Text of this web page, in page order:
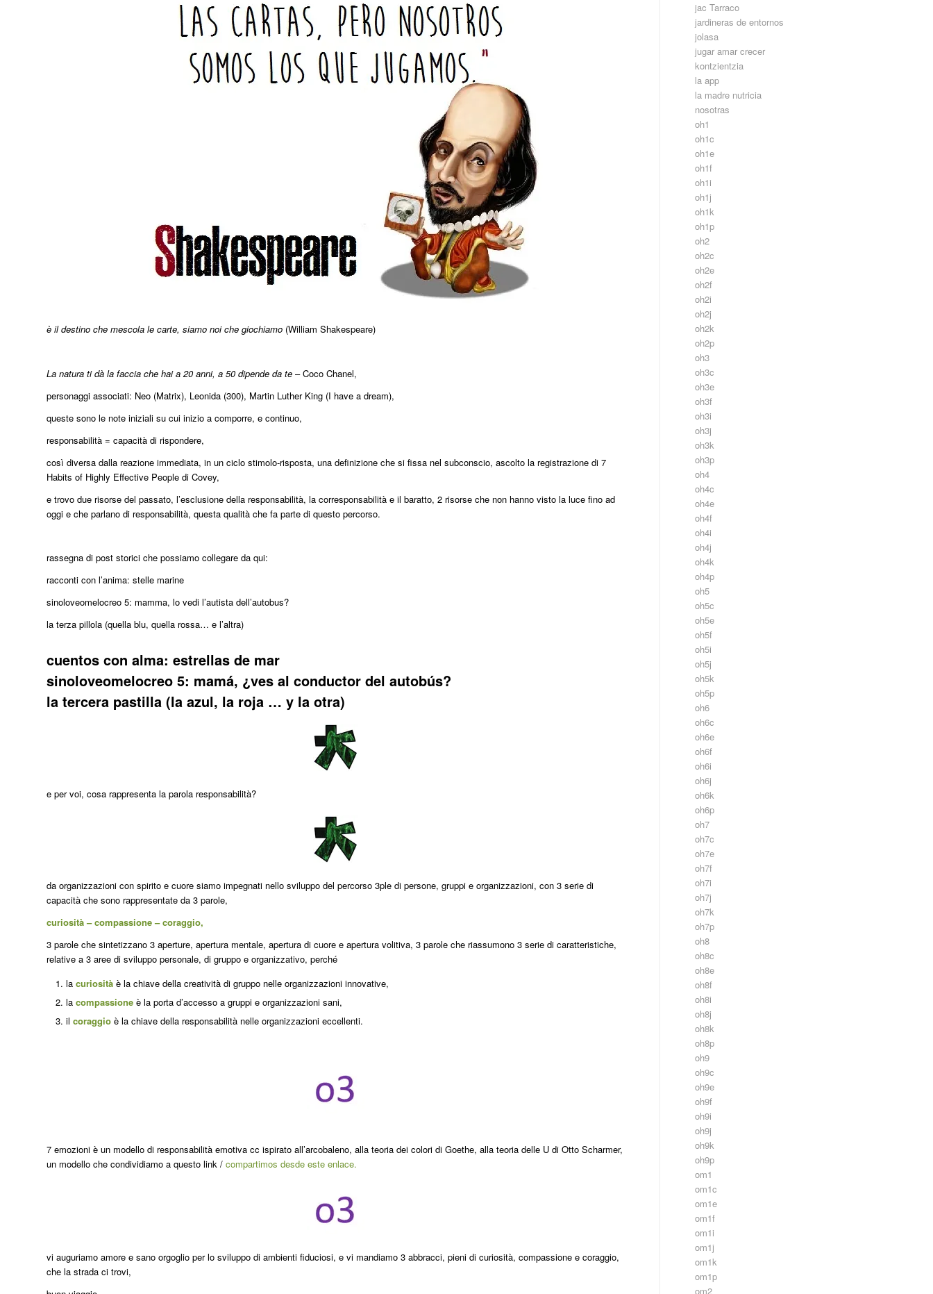
è il destino che mescola le carte, siamo noi che giochiamo (William Shakespeare)
La natura ti dà la faccia che hai a 20 anni, a 50 dipende da te – Coco Chanel,
personaggi associati: Neo (Matrix), Leonida (300), Martin Luther King (I have a dream),
queste sono le note iniziali su cui inizio a comporre, e continuo,
responsabilità = capacità di rispondere,
così diversa dalla reazione immediata, in un ciclo stimolo-risposta, una definizione che si fissa nel subconscio, ascolto la registrazione di 7
Habits of Highly Effective People di Covey,
e trovo due risorse del passato, l’esclusione della responsabilità, la corresponsabilità e il baratto, 2 risorse che non hanno visto la luce fino ad
oggi e che parlano di responsabilità, questa qualità che fa parte di questo percorso.
rassegna di post storici che possiamo collegare da qui:
racconti con l’anima: stelle marine
sinoloveomelocreo 5: mamma, lo vedi l’autista dell’autobus?
la terza pillola (quella blu, quella rossa… e l’altra)
cuentos con alma: estrellas de mar
sinoloveomelocreo 5: mamá, ¿ves al conductor del autobús?
la tercera pastilla (la azul, la roja … y la otra)
e per voi, cosa rappresenta la parola responsabilità?
da organizzazioni con spirito e cuore siamo impegnati nello sviluppo del percorso 3ple di persone, gruppi e organizzazioni, con 3 serie di
capacità che sono rappresentate da 3 parole,
curiosità – compassione – coraggio,
3 parole che sintetizzano 3 aperture, apertura mentale, apertura di cuore e apertura volitiva, 3 parole che riassumono 3 serie di caratteristiche,
relative a 3 aree di sviluppo personale, di gruppo e organizzativo, perché
la curiosità è la chiave della creatività di gruppo nelle organizzazioni innovative,
la compassione è la porta d’accesso a gruppi e organizzazioni sani,
il coraggio è la chiave della responsabilità nelle organizzazioni eccellenti.
7 emozioni è un modello di responsabilità emotiva cc ispirato all’arcobaleno, alla teoria dei colori di Goethe, alla teoria delle U di Otto Scharmer,
un modello che condividiamo a questo link / compartimos desde este enlace.
vi auguriamo amore e sano orgoglio per lo sviluppo di ambienti fiduciosi, e vi mandiamo 3 abbracci, pieni di curiosità, compassione e coraggio,
che la strada ci trovi,
jac Tarraco
jardineras de entornos
jolasa
jugar amar crecer
kontzientzia
la app
la madre nutricia
nosotras
oh1
oh1c
oh1e
oh1f
oh1i
oh1j
oh1k
oh1p
oh2
oh2c
oh2e
oh2f
oh2i
oh2j
oh2k
oh2p
oh3
oh3c
oh3e
oh3f
oh3i
oh3j
oh3k
oh3p
oh4
oh4c
oh4e
oh4f
oh4i
oh4j
oh4k
oh4p
oh5
oh5c
oh5e
oh5f
oh5i
oh5j
oh5k
oh5p
oh6
oh6c
oh6e
oh6f
oh6i
oh6j
oh6k
oh6p
oh7
oh7c
oh7e
oh7f
oh7i
oh7j
oh7k
oh7p
oh8
oh8c
oh8e
oh8f
oh8i
oh8j
oh8k
oh8p
oh9
oh9c
oh9e
oh9f
oh9i
oh9j
oh9k
oh9p
om1
om1c
om1e
om1f
om1i
om1j
om1k
om1p
om2